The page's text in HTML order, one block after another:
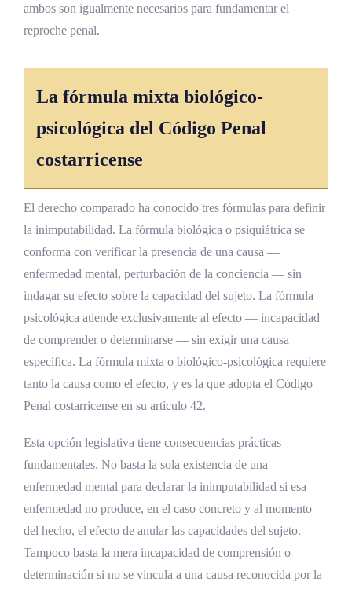
Posibilidad de pena atenuada más
Críticas a la categoría de imputabilidad
disminuida
Perturbación provocada en el derecho penal
costarricense
Concepto y fundamento: la actio libera in
causa
Modalidades de la perturbación provocada
Actio libera in causa dolosa
Actio libera in causa culposa
Perturbación provocada sin dolo ni culpa
Tipos de intoxicación y sus efectos jurídicos
Embriaguez voluntaria simple
Embriaguez preordenada
patológica
Intoxicación por drogas y el problema de
la adicción
Debate doctrinal sobre la actio libera in
ambos son igualmente necesarios para fundamentar el
reproche penal.
La fórmula mixta biológico-
psicológica del Código Penal
costarricense
El derecho comparado ha conocido tres fórmulas para definir
la inimputabilidad. La fórmula biológica o psiquiátrica se
conforma con verificar la presencia de una causa —
enfermedad mental, perturbación de la conciencia — sin
indagar su efecto sobre la capacidad del sujeto. La fórmula
psicológica atiende exclusivamente al efecto — incapacidad
de comprender o determinarse — sin exigir una causa
específica. La fórmula mixta o biológico-psicológica requiere
tanto la causa como el efecto, y es la que adopta el Código
Penal costarricense en su artículo 42.
Esta opción legislativa tiene consecuencias prácticas
fundamentales. No basta la sola existencia de una
enfermedad mental para declarar la inimputabilidad si esa
enfermedad no produce, en el caso concreto y al momento
del hecho, el efecto de anular las capacidades del sujeto.
Tampoco basta la mera incapacidad de comprensión o
determinación si no se vincula a una causa reconocida por la